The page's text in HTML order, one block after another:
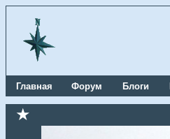
Главная Форум Блоги
★